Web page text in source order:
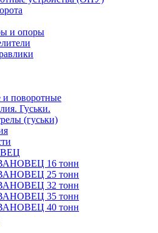
и опоры
поворотные
Гуськи.
(гуськи)
16 тонн
25 тонн
32 тонн
35 тонн
40 тонн